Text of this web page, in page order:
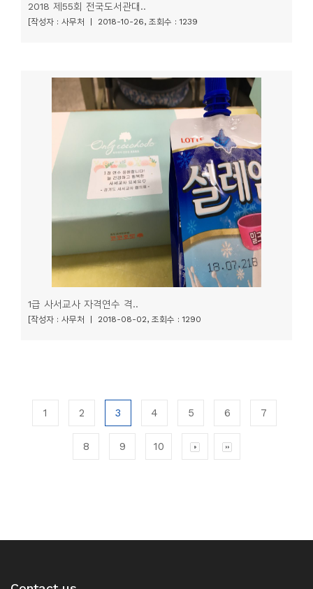
2018 제55회 전국도서관대..
[작성자 : 사무처 | 2018-10-26, 조회수 : 1239
1급 사서교사 자격연수 격..
[작성자 : 사무처 | 2018-08-02, 조회수 : 1290
1 2 3 4 5 6 7
8 9 10